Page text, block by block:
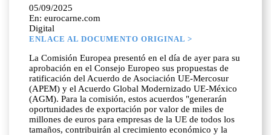
05/09/2025
En: eurocarne.com
Digital
ENLACE AL DOCUMENTO ORIGINAL >
La Comisión Europea presentó en el día de ayer para su
aprobación en el Consejo Europeo sus propuestas de
ratificación del Acuerdo de Asociación UE-Mercosur
(APEM) y el Acuerdo Global Modernizado UE-México
(AGM). Para la comisión, estos acuerdos "generarán
oportunidades de exportación por valor de miles de
millones de euros para empresas de la UE de todos los
tamaños, contribuirán al crecimiento económico y la